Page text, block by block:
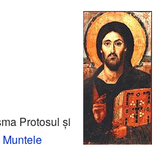
Protosul și
Muntele